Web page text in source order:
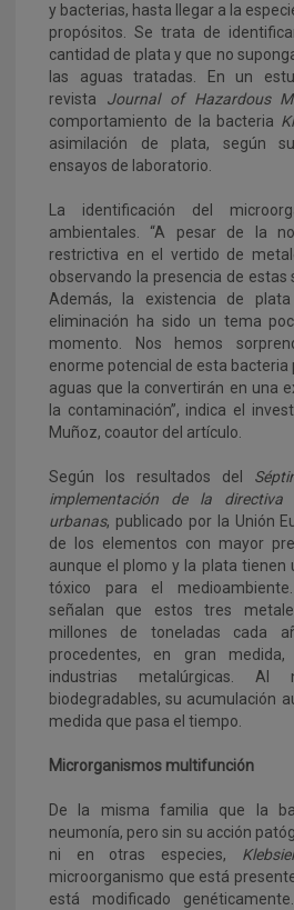
y bacterias, hasta llegar a la
propósitos. Se trata de
cantidad de plata y que no
las aguas tratadas. En un
revista
Journal of Hazardous
comportamiento de la bacteria
asimilación de plata, según
ensayos de laboratorio.
La identificación del
ambientales. “A pesar de la
restrictiva en el vertido de
observando la presencia de estas
Además, la existencia de
eliminación ha sido un tema
momento. Nos hemos
enorme potencial de esta
aguas que la convertirán en una
la contaminación”, indica el
Muñoz, coautor del artículo.
Según los resultados del
implementación de la directiva
urbanas, publicado por la Unión
de los elementos con mayor
aunque el plomo y la plata
tóxico para el
señalan que estos tres
millones de toneladas cada
procedentes, en gran
industrias metalúrgicas. Al
biodegradables, su acumulación
medida que pasa el tiempo.
Microrganismos multifunción
De la misma familia que la
neumonía, pero sin su acción
ni en otras especies,
microorganismo que está
está modificado